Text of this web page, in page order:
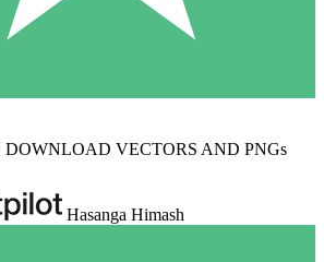
DOWNLOAD VECTORS AND PNGs
Hasanga Himash